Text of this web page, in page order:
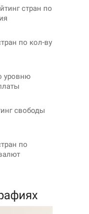
стран по
по кол-ву
уровню
свободы
по